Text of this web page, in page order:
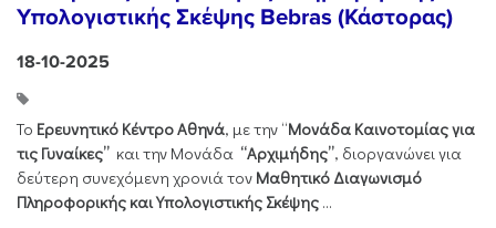
Υπολογιστικής Σκέψης Bebras (Κάστορας)
18-10-2025
Το Ερευνητικό Κέντρο Αθηνά, με την “Μονάδα Καινοτομίας για
τις Γυναίκες” και την Μονάδα “Αρχιμήδης”, διοργανώνει για
δεύτερη συνεχόμενη χρονιά τον Μαθητικό Διαγωνισμό
Πληροφορικής και Υπολογιστικής Σκέψης ...